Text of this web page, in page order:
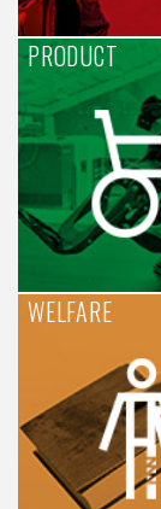
PRODUCT
WELFARE